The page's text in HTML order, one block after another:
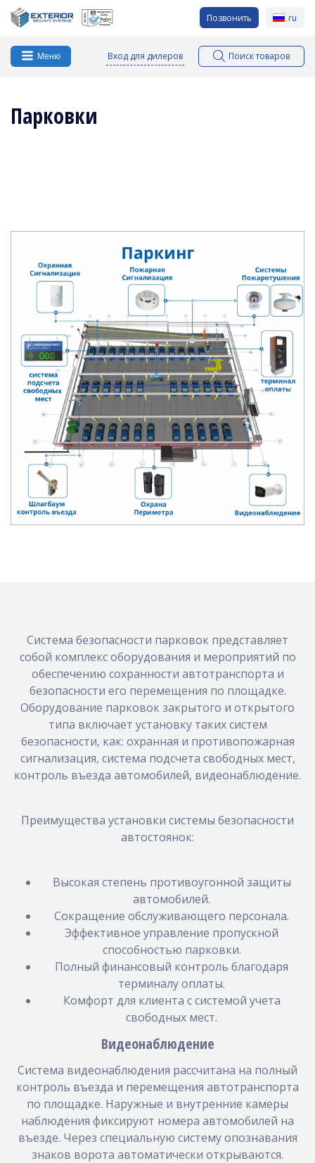
Позвонить ru
Меню Вход для дилеров Поиск товаров
Парковки
Система безопасности парковок представляет
собой комплекс оборудования и мероприятий по
обеспечению сохранности автотранспорта и
безопасности его перемещения по площадке.
Оборудование парковок закрытого и открытого
типа включает установку таких систем
безопасности, как: охранная и противопожарная
сигнализация, система подсчета свободных мест,
контроль въезда автомобилей, видеонаблюдение.
Преимущества установки системы безопасности
автостоянок:
Высокая степень противоугонной защиты
автомобилей.
Сокращение обслуживающего персонала.
Эффективное управление пропускной
способностью парковки.
Полный финансовый контроль благодаря
терминалу оплаты.
Комфорт для клиента с системой учета
свободных мест.
Видеонаблюдение
Система видеонаблюдения рассчитана на полный
контроль въезда и перемещения автотранспорта
по площадке. Наружные и внутренние камеры
наблюдения фиксируют номера автомобилей на
въезде. Через специальную систему опознавания
знаков ворота автоматически открываются.